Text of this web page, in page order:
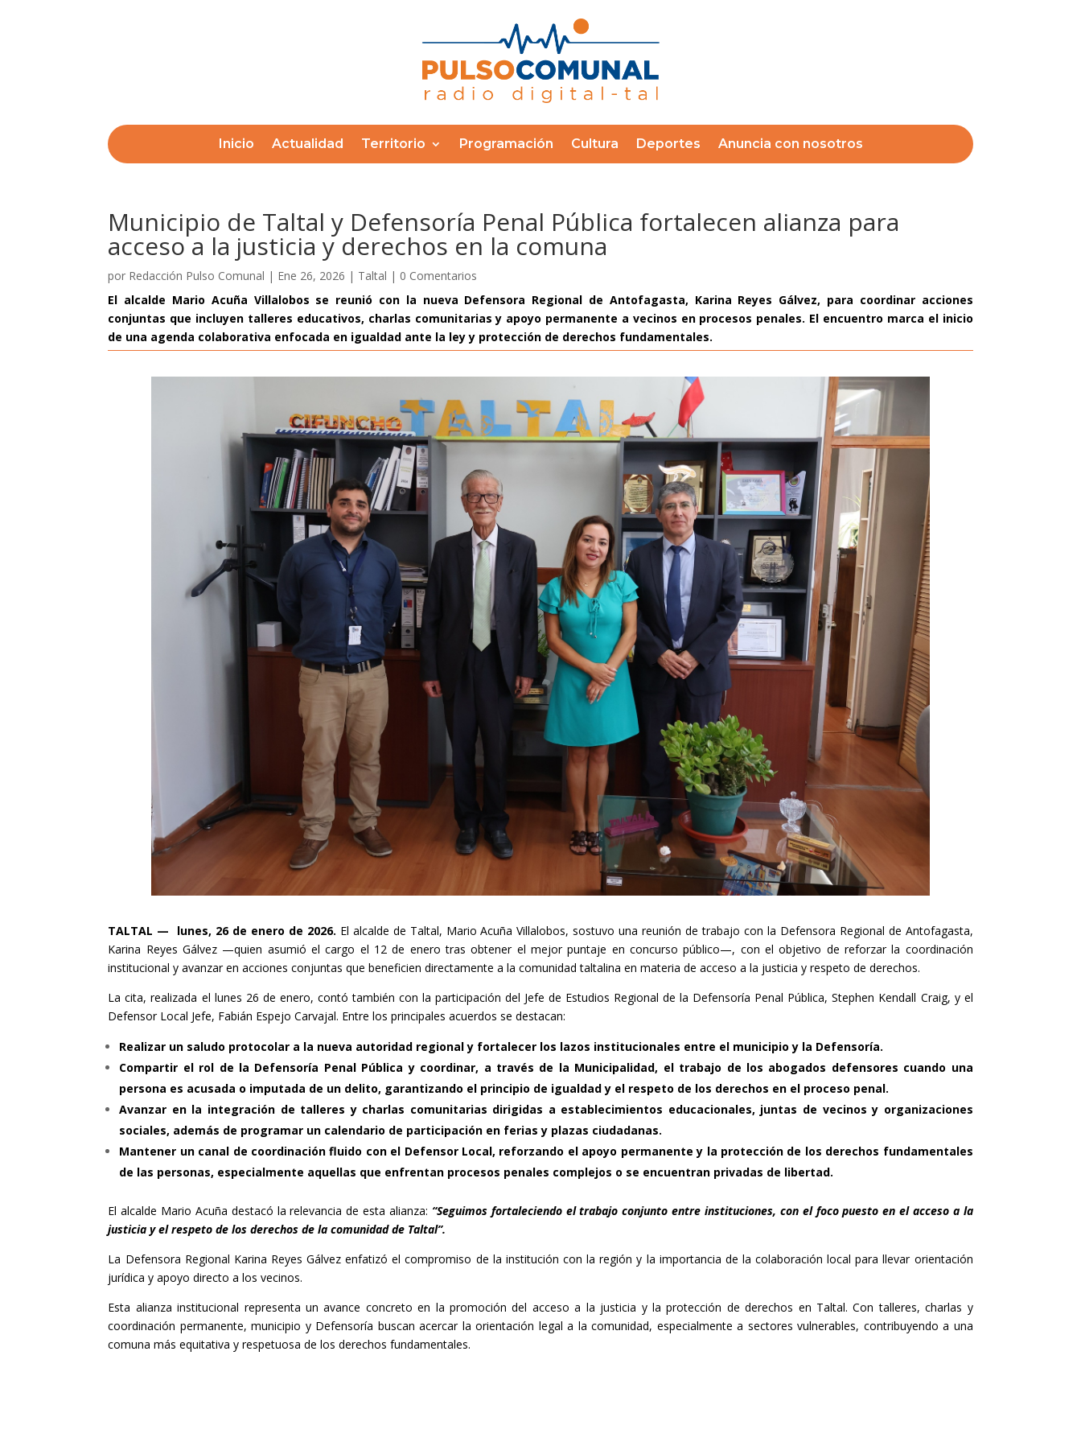
Inicio Actualidad Territorio Programación Cultura Deportes Anuncia con nosotros
Municipio de Taltal y Defensoría Penal Pública fortalecen alianza para
acceso a la justicia y derechos en la comuna
por Redacción Pulso Comunal | Ene 26, 2026 | Taltal | 0 Comentarios
El alcalde Mario Acuña Villalobos se reunió con la nueva Defensora Regional de Antofagasta, Karina Reyes Gálvez, para coordinar acciones
conjuntas que incluyen talleres educativos, charlas comunitarias y apoyo permanente a vecinos en procesos penales. El encuentro marca el inicio
de una agenda colaborativa enfocada en igualdad ante la ley y protección de derechos fundamentales.
TALTAL — lunes, 26 de enero de 2026. El alcalde de Taltal, Mario Acuña Villalobos, sostuvo una reunión de trabajo con la Defensora Regional de Antofagasta,
Karina Reyes Gálvez —quien asumió el cargo el 12 de enero tras obtener el mejor puntaje en concurso público—, con el objetivo de reforzar la coordinación
institucional y avanzar en acciones conjuntas que beneficien directamente a la comunidad taltalina en materia de acceso a la justicia y respeto de derechos.
La cita, realizada el lunes 26 de enero, contó también con la participación del Jefe de Estudios Regional de la Defensoría Penal Pública, Stephen Kendall Craig, y el
Defensor Local Jefe, Fabián Espejo Carvajal. Entre los principales acuerdos se destacan:
Realizar un saludo protocolar a la nueva autoridad regional y fortalecer los lazos institucionales entre el municipio y la Defensoría.
Compartir el rol de la Defensoría Penal Pública y coordinar, a través de la Municipalidad, el trabajo de los abogados defensores cuando una
persona es acusada o imputada de un delito, garantizando el principio de igualdad y el respeto de los derechos en el proceso penal.
Avanzar en la integración de talleres y charlas comunitarias dirigidas a establecimientos educacionales, juntas de vecinos y organizaciones
sociales, además de programar un calendario de participación en ferias y plazas ciudadanas.
Mantener un canal de coordinación fluido con el Defensor Local, reforzando el apoyo permanente y la protección de los derechos fundamentales
de las personas, especialmente aquellas que enfrentan procesos penales complejos o se encuentran privadas de libertad.
El alcalde Mario Acuña destacó la relevancia de esta alianza: “Seguimos fortaleciendo el trabajo conjunto entre instituciones, con el foco puesto en el acceso a la
justicia y el respeto de los derechos de la comunidad de Taltal”.
La Defensora Regional Karina Reyes Gálvez enfatizó el compromiso de la institución con la región y la importancia de la colaboración local para llevar orientación
jurídica y apoyo directo a los vecinos.
Esta alianza institucional representa un avance concreto en la promoción del acceso a la justicia y la protección de derechos en Taltal. Con talleres, charlas y
coordinación permanente, municipio y Defensoría buscan acercar la orientación legal a la comunidad, especialmente a sectores vulnerables, contribuyendo a una
comuna más equitativa y respetuosa de los derechos fundamentales.